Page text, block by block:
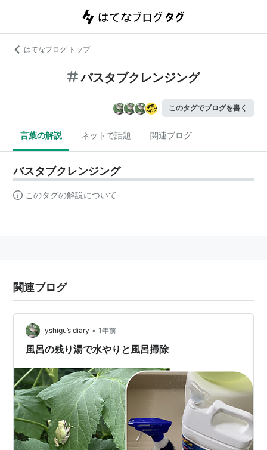
はてなブログ トップ
バスタブクレンジング
このタグでブログを書く
言葉の解説 ネットで話題 関連ブログ
バスタブクレンジング
このタグの解説について
関連ブログ
yshigu’s diary • 1年前
風呂の残り湯で水やりと風呂掃除